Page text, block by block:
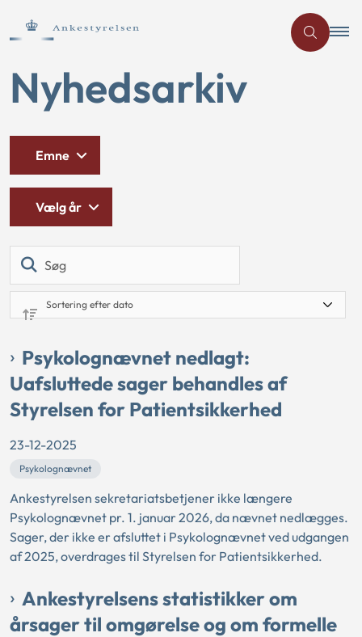
Nyhedsarkiv
Emne
Vælg år
Psykolognævnet nedlagt:
Uafsluttede sager behandles af
Styrelsen for Patientsikkerhed
23-12-2025
Psykolognævnet
Ankestyrelsen sekretariatsbetjener ikke længere
Psykolognævnet pr. 1. januar 2026, da nævnet nedlægges.
Sager, der ikke er afsluttet i Psykolognævnet ved udgangen
af 2025, overdrages til Styrelsen for Patientsikkerhed.
Ankestyrelsens statistikker om
årsager til omgørelse og om formelle